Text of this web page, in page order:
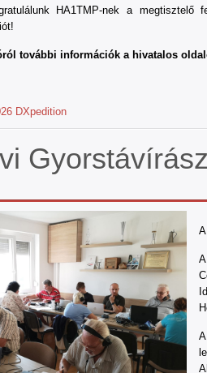
HA1TMP-nek a megtisztelő
további információk a hivatalos
DXpedition